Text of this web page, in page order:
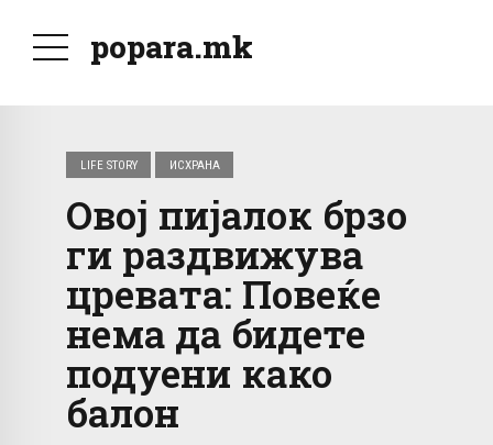
popara.mk
LIFE STORY ИСХРАНА
Овој пијалок брзо
ги раздвижува
цревата: Повеќе
нема да бидете
подуени како
балон